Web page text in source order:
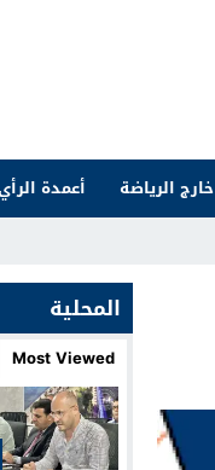
خارج الرياضة أعمدة
المحلية
Most Viewed